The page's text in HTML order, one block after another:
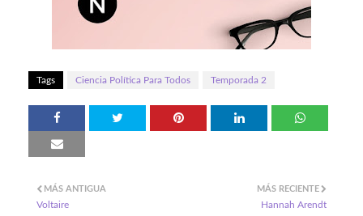
Tags Ciencia Política Para Todos Temporada 2
MÁS RECIENTE
Hannah Arendt
MÁS ANTIGUA
Voltaire